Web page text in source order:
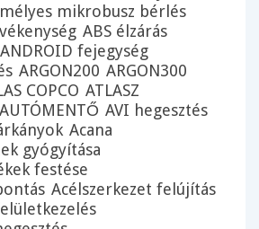
mikrobusz bérlés
ABS élzárás
ANDROID fejegység
ARGON200 ARGON300
COPCO ATLASZ
AUTÓMENTŐ AVI hegesztés
Acana
gyógyítása
festése
Acélszerkezet felújítás